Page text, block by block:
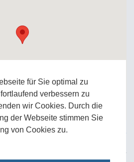
für Sie optimal zu
verbessern zu
wir Cookies. Durch die
der Webseite stimmen Sie
von Cookies zu.Zur Google Anfahrtskarte